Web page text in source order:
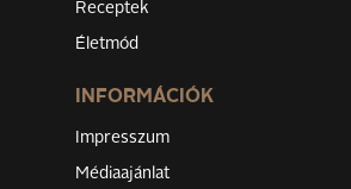
Receptek
Életmód
INFORMÁCIÓK
Impresszum
Médiaajánlat